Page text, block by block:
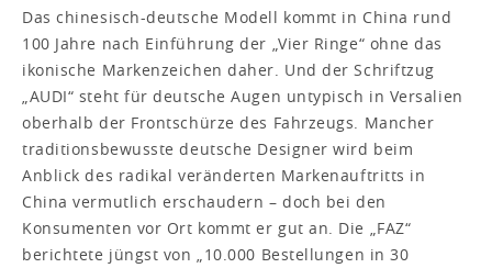
Das chinesisch-deutsche Modell kommt in China rund
100 Jahre nach Einführung der „Vier Ringe“ ohne das
ikonische Markenzeichen daher. Und der Schriftzug
„AUDI“ steht für deutsche Augen untypisch in Versalien
oberhalb der Frontschürze des Fahrzeugs. Mancher
traditionsbewusste deutsche Designer wird beim
Anblick des radikal veränderten Markenauftritts in
China vermutlich erschaudern – doch bei den
Konsumenten vor Ort kommt er gut an. Die „FAZ“
berichtete jüngst von „10.000 Bestellungen in 30